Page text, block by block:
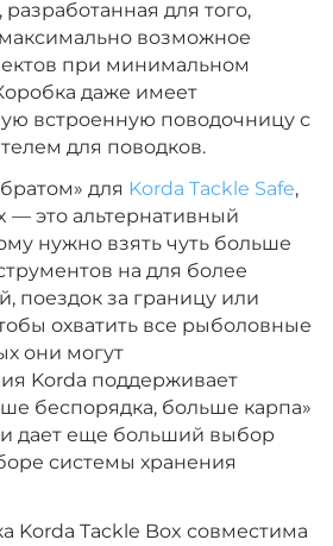
для того,
возможное
при минимальном
даже имеет
встроенную поводочницу с
для поводков.
для Korda Tackle Safe,
— это альтернативный
нужно взять чуть больше
на для более
поездок за границу или
охватить все рыболовные
они могут
Korda поддерживает
беспорядка, больше карпа»
дает еще больший выбор
системы хранения
Korda Tackle Box совместима